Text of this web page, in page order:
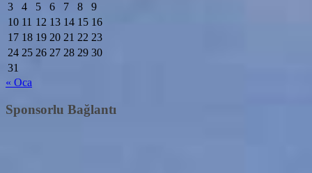
3
4 5 6 7 8
9
10 11 12 13 14 15 16
17 18 19 20 21 22 23
24 25 26 27 28 29 30
31
« Oca
Sponsorlu Bağlantı